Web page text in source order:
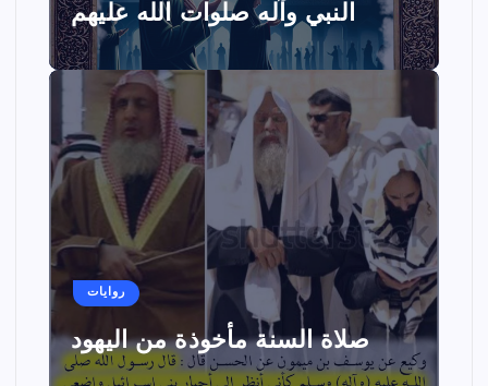
النبي وآله صلوات الله عليهم
روايات
صلاة السنة مأخوذة من اليهود